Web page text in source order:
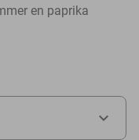
en paprika